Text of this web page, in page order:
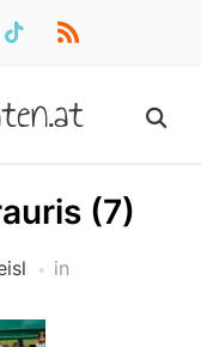
tiktok rss
(7)
in